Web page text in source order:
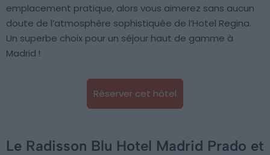
emplacement pratique, alors vous aimerez sans aucun
doute de l’atmosphère sophistiquée de l’Hotel Regina.
Un superbe choix pour un séjour haut de gamme à
Madrid !
Réserver cet hôtel
Le Radisson Blu Hotel Madrid Prado et